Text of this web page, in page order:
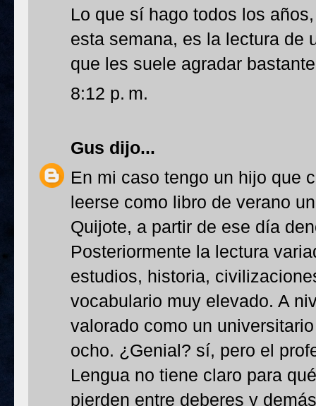
Lo que sí hago todos los
esta semana, es la lectura de
que les suele agradar
8:12 p. m.
Gus dijo...
En mi caso tengo un hijo que
leerse como libro de verano
Quijote, a partir de ese día
Posteriormente la lectura
estudios, historia,
vocabulario muy elevado. A
valorado como un
ocho. ¿Genial? sí, pero el
Lengua no tiene claro para
pierden entre deberes y